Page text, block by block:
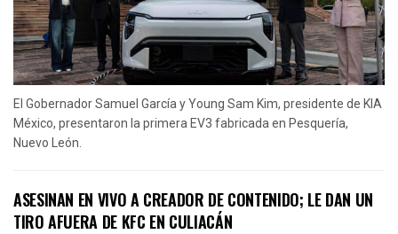
El Gobernador Samuel García y Young Sam Kim, presidente de KIA
México, presentaron la primera EV3 fabricada en Pesquería,
Nuevo León.
ASESINAN EN VIVO A CREADOR DE CONTENIDO; LE DAN UN
TIRO AFUERA DE KFC EN CULIACÁN